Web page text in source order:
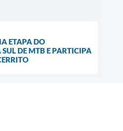
ETAPA DO
DE MTB E PARTICIPA